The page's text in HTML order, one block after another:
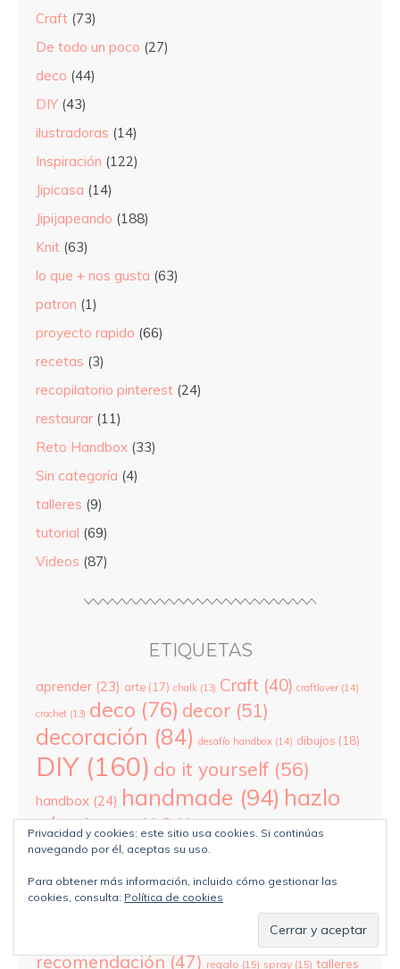
Craft (73)
De todo un poco (27)
deco (44)
DIY (43)
ilustradoras (14)
Inspiración (122)
Jipicasa (14)
Jipijapeando (188)
Knit (63)
lo que + nos gusta (63)
patron (1)
proyecto rapido (66)
recetas (3)
recopilatorio pinterest (24)
restaurar (11)
Reto Handbox (33)
Sin categoría (4)
talleres (9)
tutorial (69)
Videos (87)
ETIQUETAS
aprender (23) arte (17) chalk (13) Craft (40) craftlover (14)
crochet (13) deco (76) decor (51)
decoración (84) desafío handbox (14) dibujos (18)
DIY(160) do it yourself (56)
handbox (24) handmade (94) hazlo
tú mismo(101) hecho a mano(27)
ideas(110)
inspiración (45) knit(47) labores(37)lana
(37) lo que más nos gusta(16) manualidades
(24) paso a paso
punto
recomendación(47) regalo (15) spray (15) talleres
Privacidad y cookies: este sitio usa cookies. Si continúas
navegando por él, aceptas su uso.
Para obtener más información, incluido cómo gestionar las
cookies, consulta: Política de cookies